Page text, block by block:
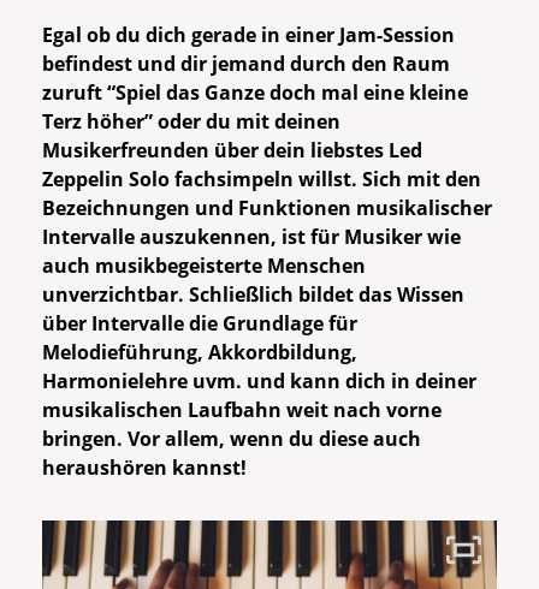
Egal ob du dich gerade in einer Jam-Session
befindest und dir jemand durch den Raum
zuruft “Spiel das Ganze doch mal eine kleine
Terz höher” oder du mit deinen
Musikerfreunden über dein liebstes Led
Zeppelin Solo fachsimpeln willst. Sich mit den
Bezeichnungen und Funktionen musikalischer
Intervalle auszukennen, ist für Musiker wie
auch musikbegeisterte Menschen
unverzichtbar. Schließlich bildet das Wissen
über Intervalle die Grundlage für
Melodieführung, Akkordbildung,
Harmonielehre uvm. und kann dich in deiner
musikalischen Laufbahn weit nach vorne
bringen. Vor allem, wenn du diese auch
heraushören kannst!